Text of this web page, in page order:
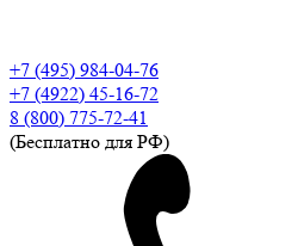
+7 (495) 984-04-76
+7 (4922) 45-16-72
8 (800) 775-72-41
(Бесплатно для РФ)